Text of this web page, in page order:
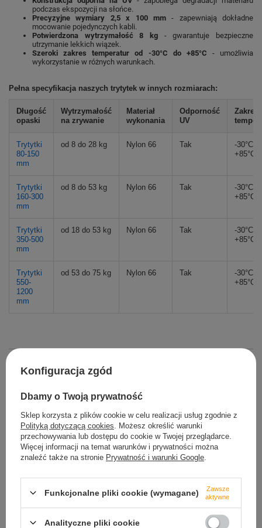
podczas ekspozycji na słońce.
Precyzyjne wymiary 2,5 x 100 mm- zapewniają dokładne
mocowanie pojedynczych kabli.
Potwierdzona wytrzymałość 8 kg - gwarantuje bezpieczne
utrzymanie lekkich wiązek.
Szeroki zakres temperatur od -30°C do +85°C - umożliwia
wykorzystanie w różnych warunkach.
Pełna specyfikacja naszych trytytek w innych rozmiarach:
Długość
opaski
Wytrzymałość
na zrywanie
Materiał
wykonania
Odporność
UV
Zakres
Trytytki
80-150
mm
od 8 do 28 kg Nylon 66 Tak
-30°C
+85°C
Trytytki
160-300
mm
od 8 do 53 kg Nylon 66 Tak
-30°C
+85°C
Trytytki
350-500
mm
od 18 do 53 kg Nylon 66 Tak
-30°C
+85°C
Trytytki
550-
1200
mm
od 53 do 75 kg Nylon 66 Tak
-30°C
+85°C
Marka
produkt na terenie UE
Symbol TRE.25X100OR
Kolor pomarańczowy
Szerokość w mm 2,5
Rodzaj
Konfiguracja zgód
Dbamy o Twoją prywatność
Sklep korzysta z plików cookie w celu realizacji usług zgodnie z
Polityką dotyczącą cookies . Możesz określić warunki
przechowywania lub dostępu do cookie w Twojej przeglądarce.
Więcej informacji na temat warunków i prywatności można
znaleźć także na stronie Prywatność i warunki Google
Funkcjonalne pliki cookie (wymagane)
Zawsze
aktywne
Analityczne pliki cookie